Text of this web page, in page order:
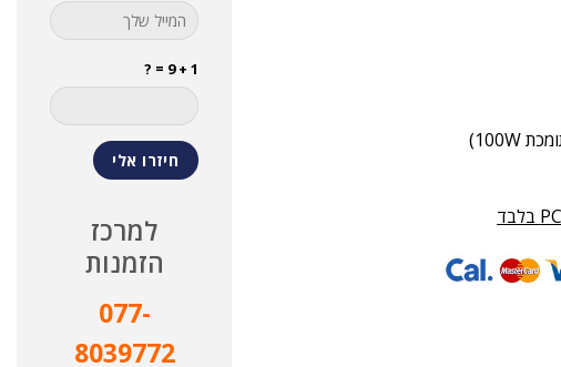
1 + 9 = ?
למרכז
הזמנות
077-
8039772